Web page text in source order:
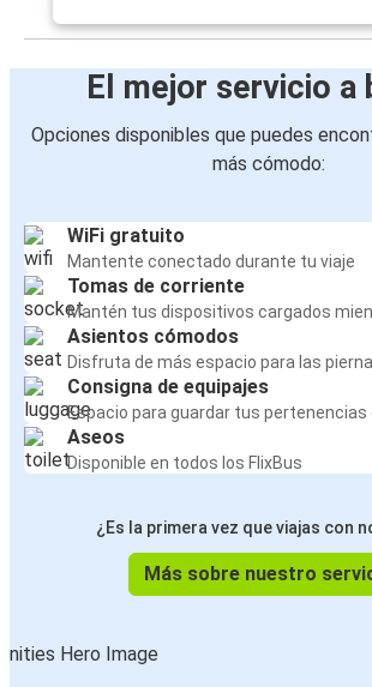
El mejor servicio a
Opciones disponibles que puedes
más cómodo:
WiFi gratuito
Mantente conectado durante tu viaje
Tomas de corriente
Mantén tus dispositivos cargados
Asientos cómodos
Disfruta de más espacio para las
Consigna de equipajes
Espacio para guardar tus
Aseos
Disponible en todos los FlixBus
¿Es la primera vez que viajas con
Más sobre nuestro